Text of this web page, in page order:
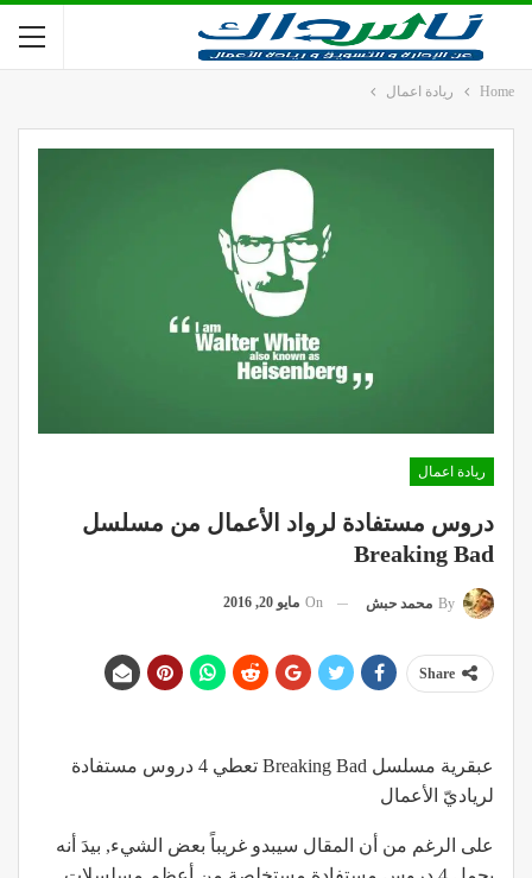
Home ريادة اعمال
ريادة اعمال
دروس مستفادة لرواد الأعمال من مسلسل
Breaking Bad
By محمد حبش On مايو 20, 2016
Share
عبقرية مسلسل Breaking Bad تعطي 4 دروس مستفادة
لرياديّ الأعمال
على الرغم من أن المقال سيبدو غريباً بعض الشيء, بيدَ أنه